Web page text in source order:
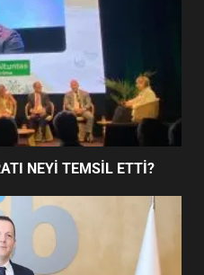
GURURU TÜRKİYE
NE BAŞARDI?
DEĞİŞTİ?
NEYİ TEMSİL ETTİ?